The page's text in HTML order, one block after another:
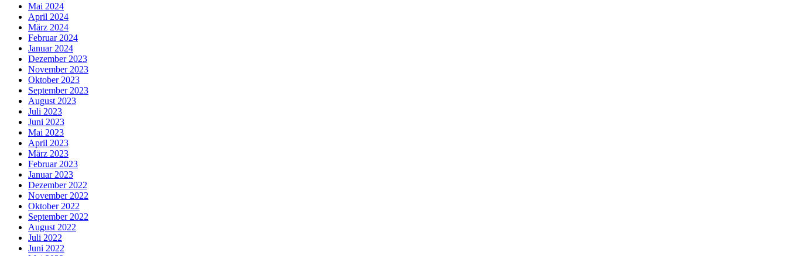
Mai 2024
April 2024
März 2024
Februar 2024
Januar 2024
Dezember 2023
November 2023
Oktober 2023
September 2023
August 2023
Juli 2023
Juni 2023
Mai 2023
April 2023
März 2023
Februar 2023
Januar 2023
Dezember 2022
November 2022
Oktober 2022
September 2022
August 2022
Juli 2022
Juni 2022